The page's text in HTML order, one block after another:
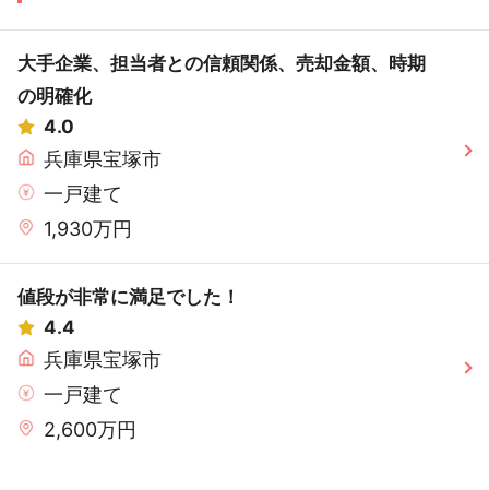
大手企業、担当者との信頼関係、売却金額、時期
の明確化
4.0
兵庫県宝塚市
一戸建て
1,930万円
値段が非常に満足でした！
4.4
兵庫県宝塚市
一戸建て
2,600万円